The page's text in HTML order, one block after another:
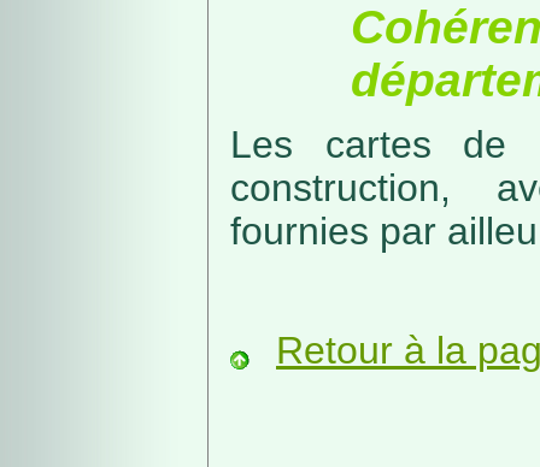
Les cartes de
construction,
fournies par
Retour à la